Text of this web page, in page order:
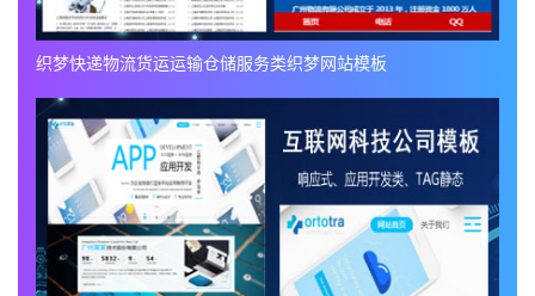
织梦快递物流货运运输仓储服务类织梦网站模板